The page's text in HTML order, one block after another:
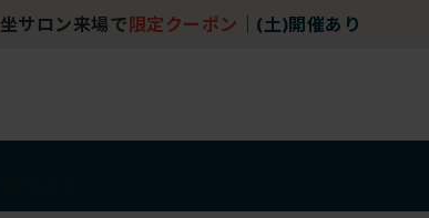
坐サロン来場で 限定クーポン (土)開催あり